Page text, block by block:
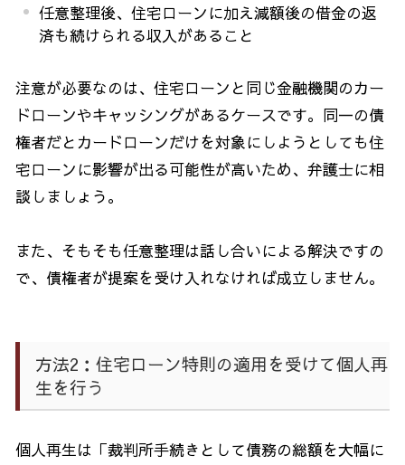
任意整理後、住宅ローンに加え減額後の借金の返
済も続けられる収入があること
注意が必要なのは、住宅ローンと同じ金融機関のカー
ドローンやキャッシングがあるケースです。同一の債
権者だとカードローンだけを対象にしようとしても住
宅ローンに影響が出る可能性が高いため、弁護士に相
談しましょう。
また、そもそも任意整理は話し合いによる解決ですの
で、債権者が提案を受け入れなければ成立しません。
方法2 ：住宅ローン特則の適用を受けて個人再
生を行う
個人再生は「裁判所手続きとして債務の総額を大幅に